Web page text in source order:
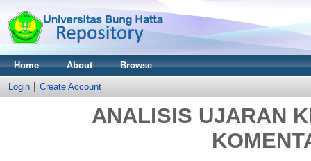
Home About Browse
Login Create Account
ANALISIS UJARAN